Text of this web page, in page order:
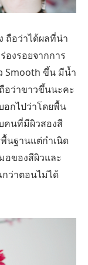
ถือว่าได้ผลที่น่า
องรอยจากการ
Smooth ขึ้น มีน้ำ
อว่าขาวขึ้นนะคะ
อกไปว่าโดยพื้น
คนที่มีผิวสองสี
นฐานแต่กำเนิด
อของสีผิวและ
ว่าตอนไม่ได้